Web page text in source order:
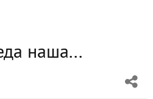
наша...